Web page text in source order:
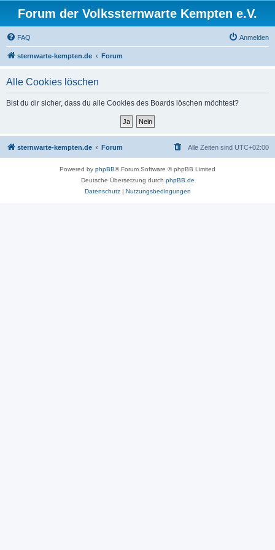
Forum der Volkssternwarte Kempten e.V.
FAQ Anmelden
sternwarte-kempten.de Forum
Alle Cookies löschen
Bist du dir sicher, dass du alle Cookies des Boards löschen möchtest?
sternwarte-kempten.de Forum Alle Zeiten sind UTC+02:00
Powered by phpBB® Forum Software © phpBB Limited
Deutsche Übersetzung durch phpBB.de
Datenschutz| Nutzungsbedingungen